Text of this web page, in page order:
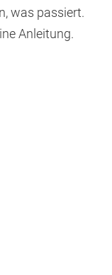
was passiert.
Anleitung.